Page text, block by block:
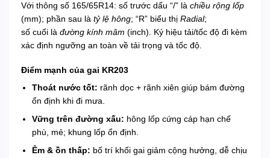
Với thông số 165/65R14: số trước dấu “/” là chiều rộng lốp
(mm); phần sau là tỷ lệ hông; “R” biểu thị Radial;
số cuối là đường kính mâm (inch). Ký hiệu tải/tốc độ đi kèm
xác định ngưỡng an toàn về tải trọng và tốc độ.
Điểm mạnh của gai KR203
Thoát nước tốt: rãnh dọc + rãnh xiên giúp bám đường
ổn định khi đi mưa.
Vững trên đường xấu: hông lốp cứng cáp hạn chế
phù, mẻ; khung lốp ổn định.
Êm & ồn thấp: bố trí khối gai giảm cộng hưởng, dễ chịu